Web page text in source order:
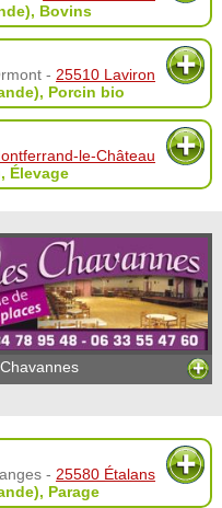
, Bovins
- 25510 Laviron
, Porcin bio
le-Château
, Élevage
- 25580 Étalans
, Parage